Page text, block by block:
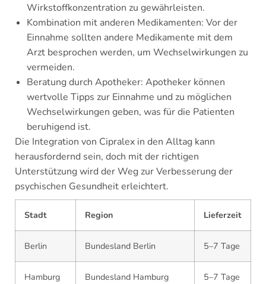
Wirkstoffkonzentration zu gewährleisten.
Kombination mit anderen Medikamenten: Vor der
Einnahme sollten andere Medikamente mit dem
Arzt besprochen werden, um Wechselwirkungen zu
vermeiden.
Beratung durch Apotheker: Apotheker können
wertvolle Tipps zur Einnahme und zu möglichen
Wechselwirkungen geben, was für die Patienten
beruhigend ist.
Die Integration von Cipralex in den Alltag kann
herausfordernd sein, doch mit der richtigen
Unterstützung wird der Weg zur Verbesserung der
psychischen Gesundheit erleichtert.
Stadt Region Lieferzeit
Berlin Bundesland Berlin 5–7 Tage
Hamburg Bundesland Hamburg 5–7 Tage